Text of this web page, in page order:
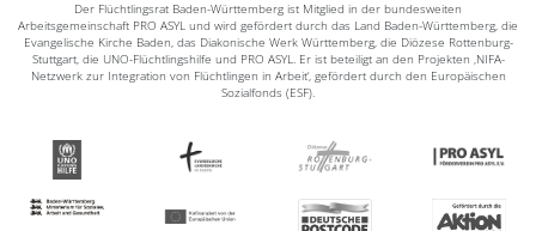
Der Flüchtlingsrat Baden-Württemberg ist Mitglied in der bundesweiten
Arbeitsgemeinschaft PRO ASYL und wird gefördert durch das Land Baden-Württemberg, die
Evangelische Kirche Baden, das Diakonische Werk Württemberg, die Diözese Rottenburg-
Stuttgart, die UNO-Flüchtlingshilfe und PRO ASYL. Er ist beteiligt an den Projekten ‚NIFA-
Netzwerk zur Integration von Flüchtlingen in Arbeit‘, gefördert durch den Europäischen
Sozialfonds (ESF).